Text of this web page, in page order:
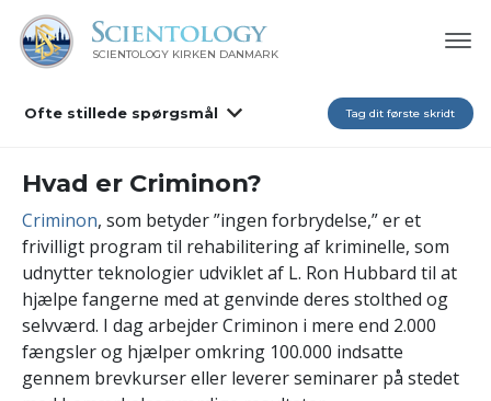
SCIENTOLOGY KIRKEN DANMARK
Ofte stillede spørgsmål Tag dit første skridt
Hvad er Criminon?
Criminon, som betyder ”ingen forbrydelse,” er et
frivilligt program til rehabilitering af kriminelle, som
udnytter teknologier udviklet af L. Ron Hubbard til at
hjælpe fangerne med at genvinde deres stolthed og
selvværd. I dag arbejder Criminon i mere end 2.000
fængsler og hjælper omkring 100.000 indsatte
gennem brevkurser eller leverer seminarer på stedet